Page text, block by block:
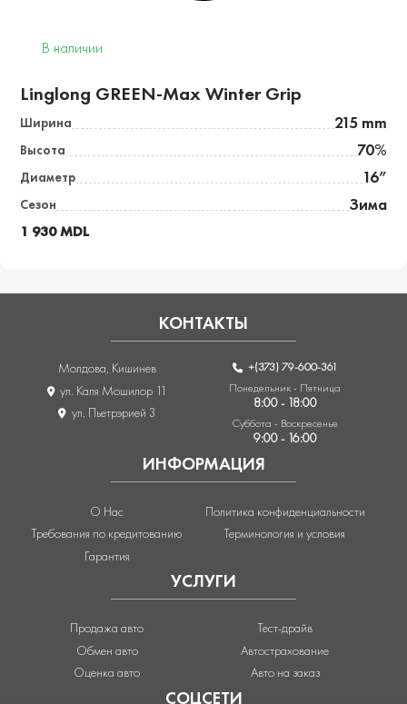
В наличии
Linglong GREEN-Max Winter Grip
Ширина 215 mm
Высота 70%
Диаметр 16”
Сезон Зима
1 930 MDL
УСЛУГИ
Продажа авто
Обмен авто
Оценка авто
Тест-драйв
Автострахование
Авто на заказ
ИНФОРМАЦИЯ
О Нас
Требования по кредитованию
Гарантия
Политика конфиденциальности
Терминология и условия
КОНТАКТЫ
Молдова, Кишинев
ул. Каля Мошилор 11
ул. Пьетрэрией 3
+(373) 79-600-361
Понедельник - Пятница
8:00 - 18:00
Суббота - Воскресенье
9:00 - 16:00
СОЦСЕТИ